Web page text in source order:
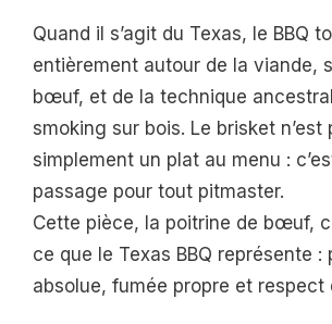
Quand il s’agit du Texas, le BBQ
entièrement autour de la viande,
bœuf, et de la technique
smoking sur bois. Le brisket n’est
simplement un plat au menu :
passage pour tout pitmaster.
Cette pièce, la poitrine de bœuf,
ce que le Texas BBQ représente :
absolue, fumée propre et respect